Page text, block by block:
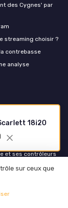
18i20
des Cygnes' par
streaming choisir ?
contrebasse
analyse
mix sans se ruiner
pour tous
et efficace
et ses contrôleurs
septembre ne
sur ceux que